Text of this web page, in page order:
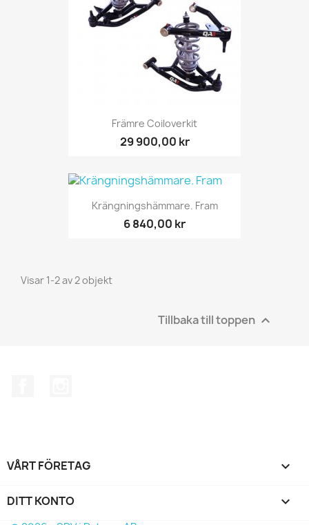
Främre Coiloverkit
29 900,00 kr
Krängningshämmare. Fram
6 840,00 kr
Visar 1-2 av 2 objekt
Tillbaka till toppen 
VÅRT FÖRETAG 
DITT KONTO 